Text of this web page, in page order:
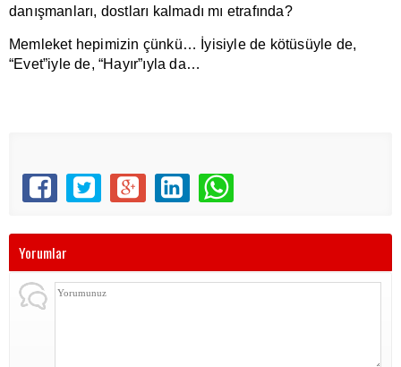
danışmanları, dostları kalmadı mı etrafında?
Memleket hepimizin çünkü… İyisiyle de kötüsüyle de,
“Evet”iyle de, “Hayır”ıyla da…
Yorumlar